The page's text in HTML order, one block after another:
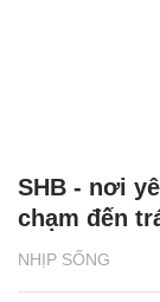
NHỊP SỐNG
SHB - nơi
chạm đến